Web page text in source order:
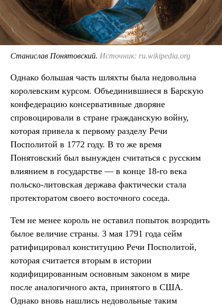
Станислав Понятовский. Источник: ru.wikipedia.org
Однако большая часть шляхты была недовольна
королевским курсом. Объединившиеся в Барскую
конфедерацию консервативные дворяне
спровоцировали в стране гражданскую войну,
которая привела к первому разделу Речи
Посполитой в 1772 году. В то же время
Понятовский был вынужден считаться с русским
влиянием в государстве — в конце 18-го века
польско-литовская держава фактически стала
протекторатом своего восточного соседа.
Тем не менее король не оставил попыток возродить
былое величие страны. 3 мая 1791 года сейм
ратифицировал конституцию Речи Посполитой,
которая считается вторым в истории
кодифицированным основным законом в мире
после аналогичного акта, принятого в США.
Однако вновь нашлись недовольные таким